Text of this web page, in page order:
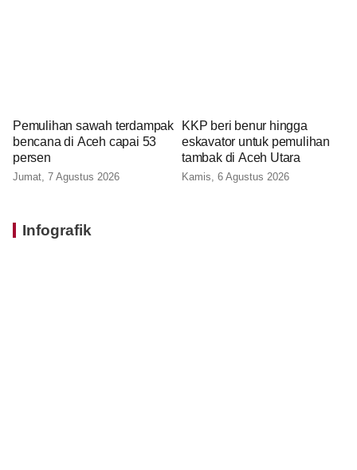
Pemulihan sawah terdampak
bencana di Aceh capai 53
persen
Jumat, 7 Agustus 2026
KKP beri benur hingga
eskavator untuk pemulihan
tambak di Aceh Utara
Kamis, 6 Agustus 2026
Infografik